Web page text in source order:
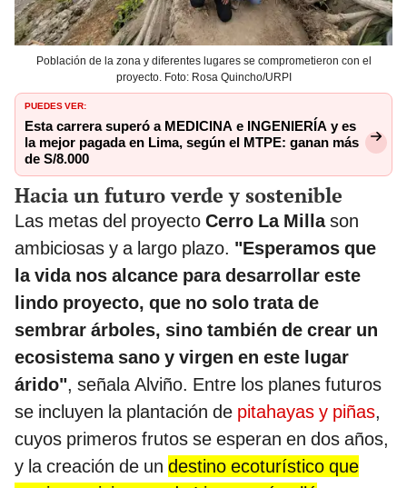
Población de la zona y diferentes lugares se comprometieron con el
proyecto. Foto: Rosa Quincho/URPI
PUEDES VER:
Esta carrera superó a MEDICINA e INGENIERÍA y es
la mejor pagada en Lima, según el MTPE: ganan más
de S/8.000
Hacia un futuro verde y sostenible
Las metas del proyecto Cerro La Millason
ambiciosas y a largo plazo. "Esperamos que
la vida nos alcance para desarrollar este
lindo proyecto, que no solo trata de
sembrar árboles, sino también de crear un
ecosistema sano y virgen en este lugar
árido", señala Alviño. Entre los planes futuros
se incluyen la plantación de pitahayas y piñas,
cuyos primeros frutos se esperan en dos años,
y la creación de un destino ecoturístico que